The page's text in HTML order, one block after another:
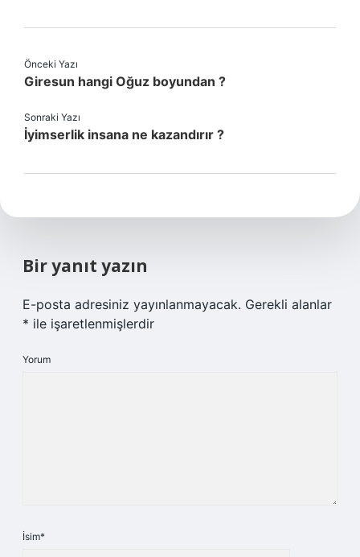
Önceki Yazı
Giresun hangi Oğuz boyundan ?
Sonraki Yazı
İyimserlik insana ne kazandırır ?
Bir yanıt yazın
E-posta adresiniz yayınlanmayacak. Gerekli alanlar
* ile işaretlenmişlerdir
Yorum
İsim*